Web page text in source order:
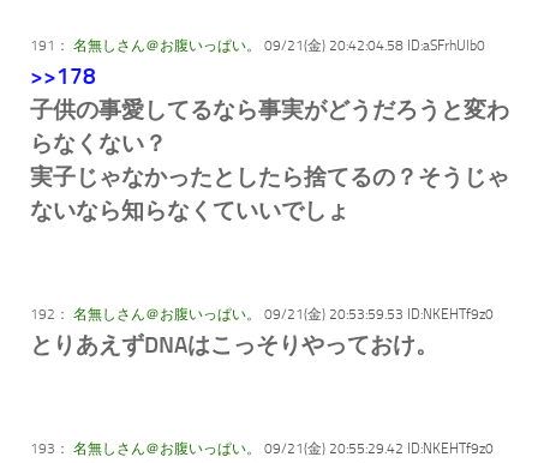
191： 名無しさん＠お腹いっぱい。 09/21(金) 20:42:04.58 ID:aSFrhUlb0
>>178
子供の事愛してるなら事実がどうだろうと変わ
らなくない？
実子じゃなかったとしたら捨てるの？そうじゃ
ないなら知らなくていいでしょ
192： 名無しさん＠お腹いっぱい。 09/21(金) 20:53:59.53 ID:NKEHTf9z0
とりあえずDNAはこっそりやっておけ。
193： 名無しさん＠お腹いっぱい。 09/21(金) 20:55:29.42 ID:NKEHTf9z0